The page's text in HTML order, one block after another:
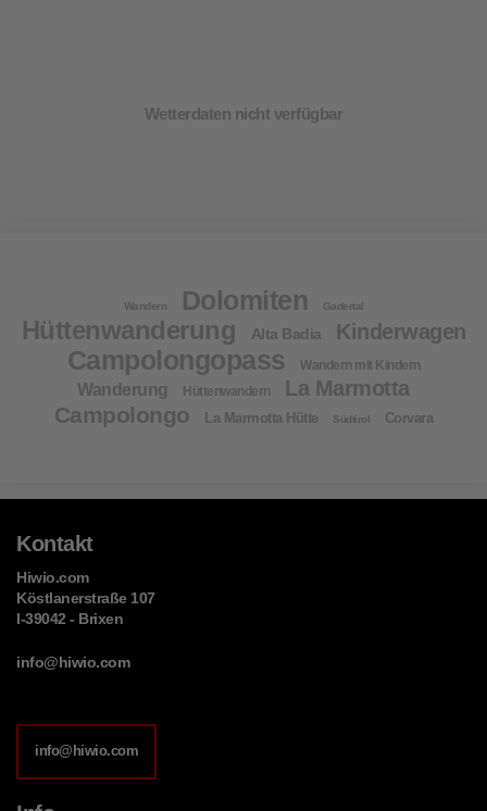
Wetterdaten nicht verfügbar
Wandern Dolomiten Gadertal
Hüttenwanderung Alta Badia Kinderwagen
Campolongopass Wandern mit Kindern
Wanderung Hüttenwandern La Marmotta
Campolongo La Marmotta Hütte Südtirol Corvara
Kontakt
Hiwio.com
Köstlanerstraße 107
I-39042 - Brixen
info@hiwio.com
info@hiwio.com